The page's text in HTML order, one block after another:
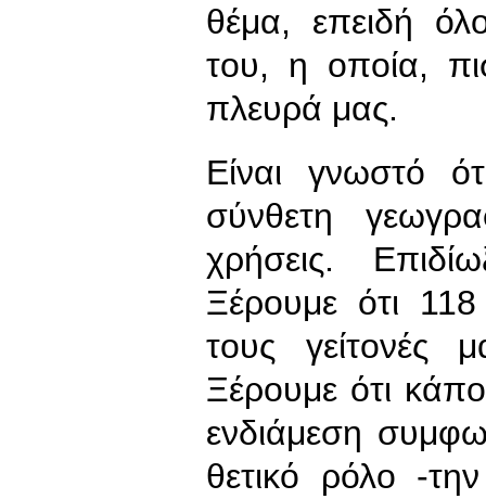
θέμα, επειδή
του, η οποία,
πλευρά μας.
Είναι γνωστό
σύνθετη
χρήσεις.
Ξέρουμε ότι
τους γείτονές
Ξέρουμε ότι
ενδιάμεση
θετικό ρόλο -